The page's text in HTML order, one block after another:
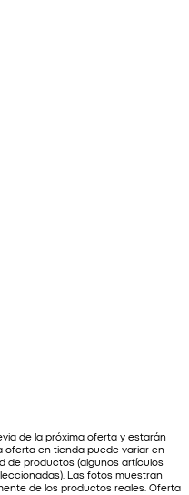
de la próxima oferta y estarán
oferta en tienda puede variar en
de productos (algunos artículos
Las fotos muestran
de los productos reales. Oferta